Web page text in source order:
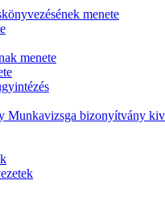
menete
menete
Munkavizsga bizonyítvány